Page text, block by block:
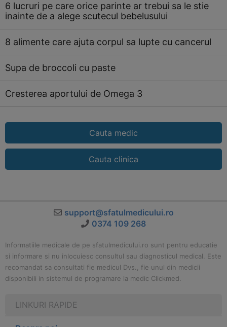
6 lucruri pe care orice parinte ar trebui sa le stie
inainte de a alege scutecul bebelusului
8 alimente care ajuta corpul sa lupte cu cancerul
Supa de broccoli cu paste
Cresterea aportului de Omega 3
Cauta medic
Cauta clinica
support@sfatulmedicului.ro
0374 109 268
Informatiile medicale de pe sfatulmedicului.ro sunt pentru educatie
si informare si nu inlocuiesc consultul sau diagnosticul medical. Este
recomandat sa consultati fie medicul Dvs., fie unul din medicii
disponibili in sistemul de programare la medic Clickmed.
LINKURI RAPIDE